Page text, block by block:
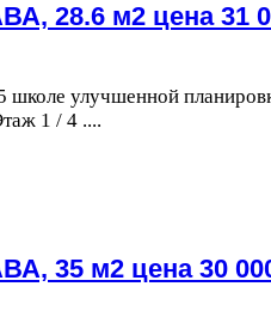
28.6 м2 цена 31
школе улучшенной
1 / 4 ....
35 м2 цена 30